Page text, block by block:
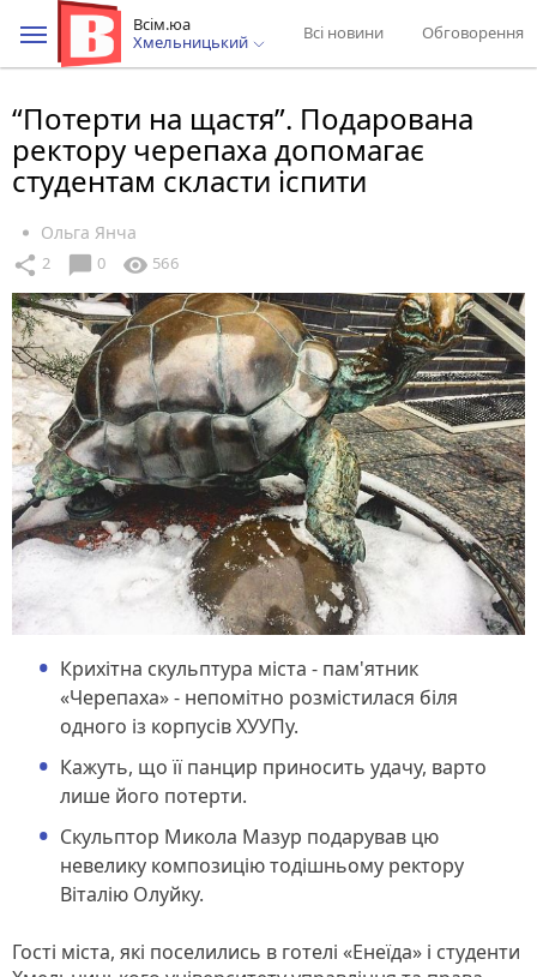
Всім.юа
Хмельницький
Всі новини Обговорення
“Потерти на щастя”. Подарована
ректору черепаха допомагає
студентам скласти іспити
Ольга Янча
share 2 chat_bubble 0 visibility 566
Крихітна скульптура міста - пам'ятник
«Черепаха» - непомітно розмістилася біля
одного із корпусів ХУУПу.
Кажуть, що її панцир приносить удачу, варто
лише його потерти.
Скульптор Микола Мазур подарував цю
невелику композицію тодішньому ректору
Віталію Олуйку.
Гості міста, які поселились в готелі «Енеїда» і студенти